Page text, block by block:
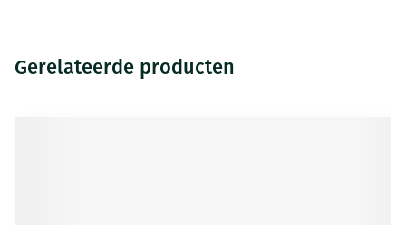
Gerelateerde producten